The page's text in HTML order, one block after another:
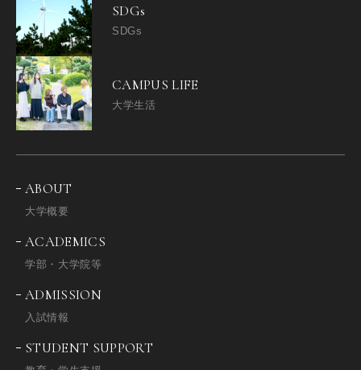
SDGs
SDGs
CAMPUS LIFE
大学生活
ABOUT
大学概要
ACADEMICS
学部・大学院等
ADMISSION
入試情報
STUDENT SUPPORT